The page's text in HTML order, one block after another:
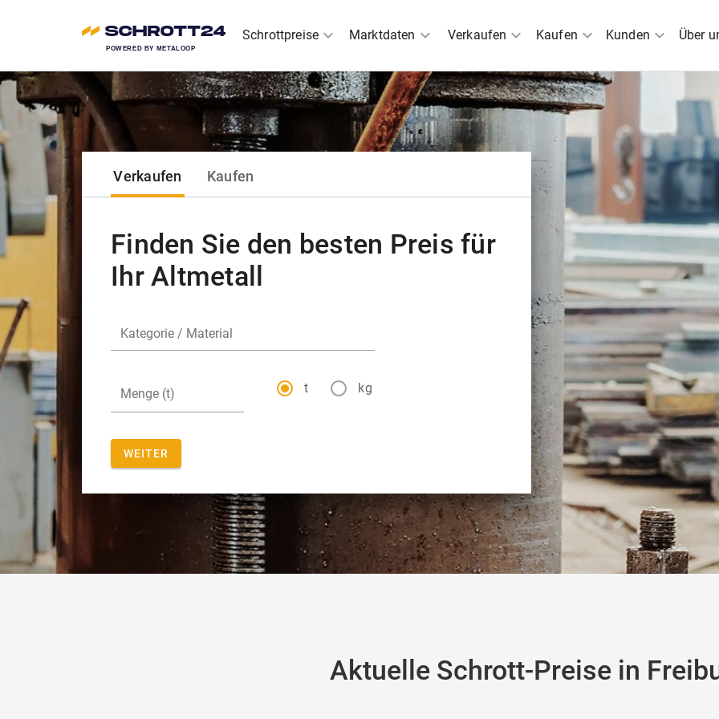
POWERED BY METALOOP
Schrottpreiseexpand_more Marktdaten expand_more Verkaufen expand_more Kaufen expand_more Kunden expand_more Über
Verkaufen Kaufen
Finden Sie den besten Preis für
Ihr Altmetall
t kg
WEITER
Aktuelle Schrott-Preise in